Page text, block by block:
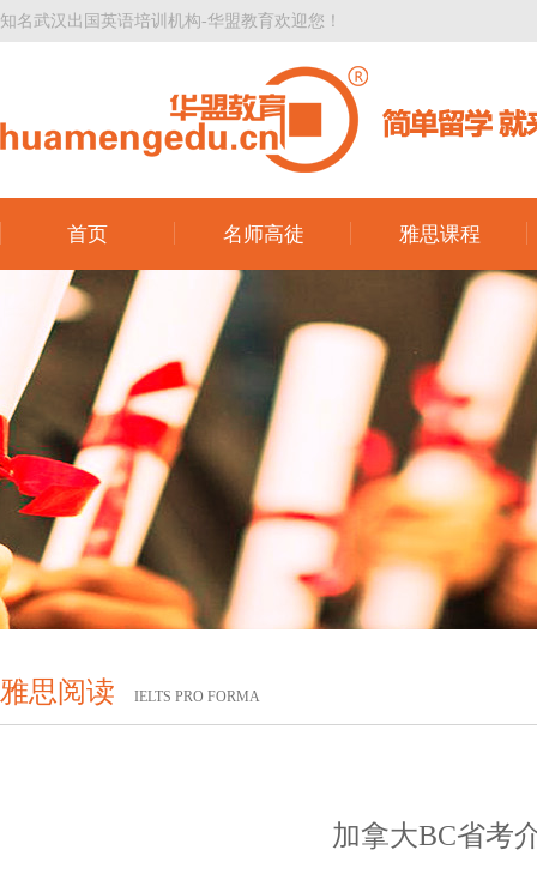
知名武汉出国英语培训机构-华盟教育欢迎您！
首页 名师高徒 雅思课程
雅思阅读 IELTS PRO FORMA
加拿大BC省考